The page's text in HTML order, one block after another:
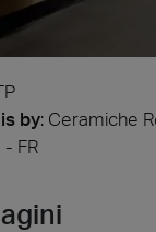
by: Ceramiche
- FR